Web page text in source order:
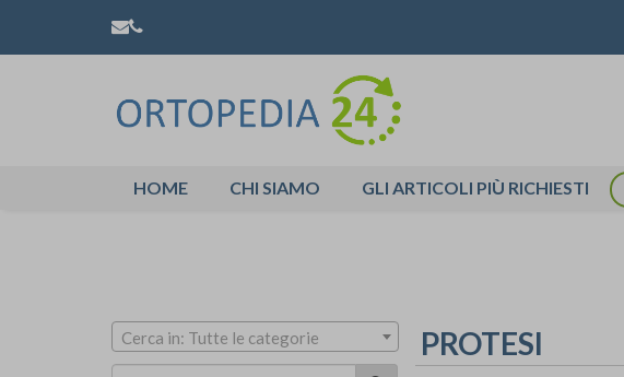
HOME CHI SIAMO GLI ARTICOLI PIÙ RICHIESTI
Cerca in: Tutte le categorie PROTESI